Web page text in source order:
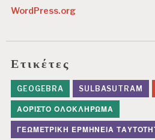
WordPress.org
Ετικέτες
GEOGEBRA SULBASUTRAM
ΑΌΡΙΣΤΟ ΟΛΟΚΛΉΡΩΜΑ
ΓΕΩΜΕΤΡΙΚΉ ΕΡΜΗΝΕΊΑ